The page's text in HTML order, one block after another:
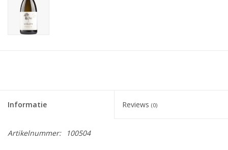
Informatie Reviews (0)
Artikelnummer: 100504